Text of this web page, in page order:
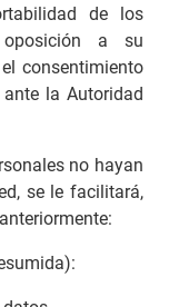
de los
a su
consentimiento
la Autoridad
no hayan
se le facilitará,